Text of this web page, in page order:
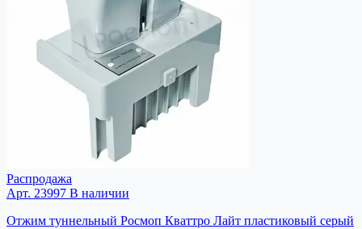
Распродажа
Арт. 23997 В наличии
Отжим туннельный Росмоп Кваттро Лайт пластиковый серый